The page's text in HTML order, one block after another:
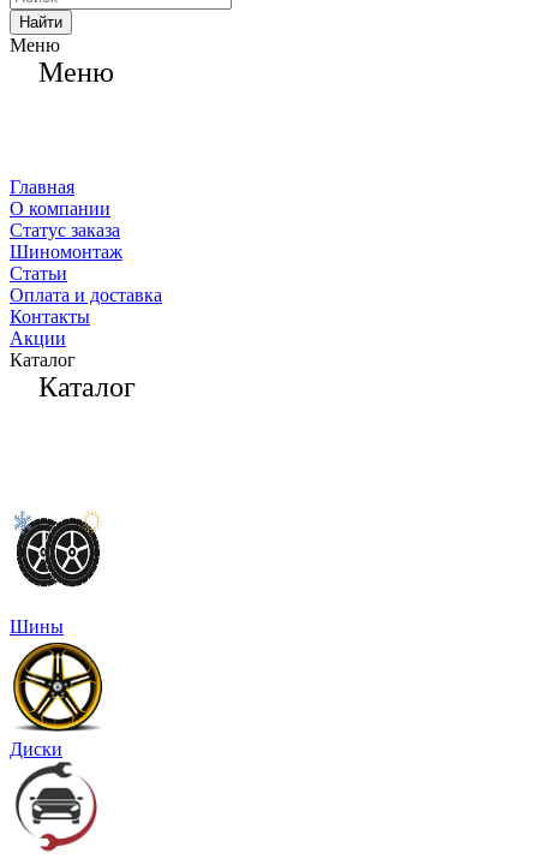
Найти
Меню
Меню
Главная
О компании
Статус заказа
Шиномонтаж
Статьи
Оплата и доставка
Контакты
Акции
Каталог
Каталог
Шины
Диски